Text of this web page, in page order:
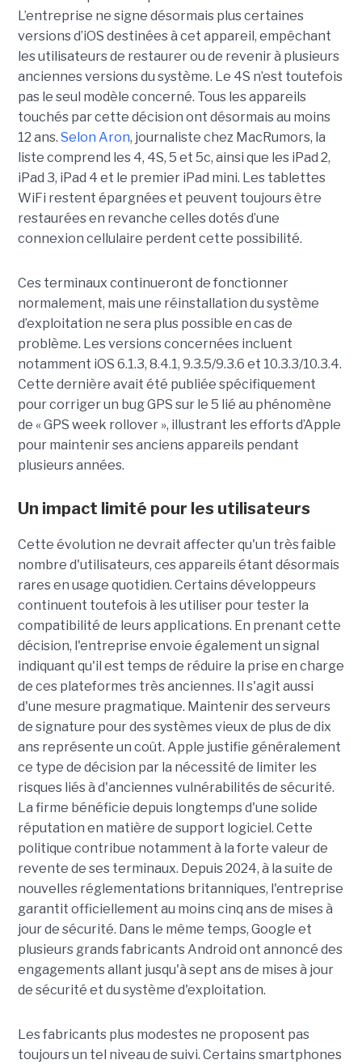
L’entreprise ne signe désormais plus certaines
versions d’iOS destinées à cet appareil, empêchant
les utilisateurs de restaurer ou de revenir à plusieurs
anciennes versions du système. Le 4S n’est toutefois
pas le seul modèle concerné. Tous les appareils
touchés par cette décision ont désormais au moins
12 ans. Selon Aron, journaliste chez MacRumors, la
liste comprend les 4, 4S, 5 et 5c, ainsi que les iPad 2,
iPad 3, iPad 4 et le premier iPad mini. Les tablettes
WiFi restent épargnées et peuvent toujours être
restaurées en revanche celles dotés d’une
connexion cellulaire perdent cette possibilité.
Ces terminaux continueront de fonctionner
normalement, mais une réinstallation du système
d’exploitation ne sera plus possible en cas de
problème. Les versions concernées incluent
notamment iOS 6.1.3, 8.4.1, 9.3.5/9.3.6 et 10.3.3/10.3.4.
Cette dernière avait été publiée spécifiquement
pour corriger un bug GPS sur le 5 lié au phénomène
de « GPS week rollover », illustrant les efforts d’Apple
pour maintenir ses anciens appareils pendant
plusieurs années.
Un impact limité pour les utilisateurs
Cette évolution ne devrait affecter qu'un très faible
nombre d'utilisateurs, ces appareils étant désormais
rares en usage quotidien. Certains développeurs
continuent toutefois à les utiliser pour tester la
compatibilité de leurs applications. En prenant cette
décision, l'entreprise envoie également un signal
indiquant qu'il est temps de réduire la prise en charge
de ces plateformes très anciennes. Il s'agit aussi
d'une mesure pragmatique. Maintenir des serveurs
de signature pour des systèmes vieux de plus de dix
ans représente un coût. Apple justifie généralement
ce type de décision par la nécessité de limiter les
risques liés à d'anciennes vulnérabilités de sécurité.
La firme bénéficie depuis longtemps d'une solide
réputation en matière de support logiciel. Cette
politique contribue notamment à la forte valeur de
revente de ses terminaux. Depuis 2024, à la suite de
nouvelles réglementations britanniques, l'entreprise
garantit officiellement au moins cinq ans de mises à
jour de sécurité. Dans le même temps, Google et
plusieurs grands fabricants Android ont annoncé des
engagements allant jusqu'à sept ans de mises à jour
de sécurité et du système d'exploitation.
Les fabricants plus modestes ne proposent pas
toujours un tel niveau de suivi. Certains smartphones